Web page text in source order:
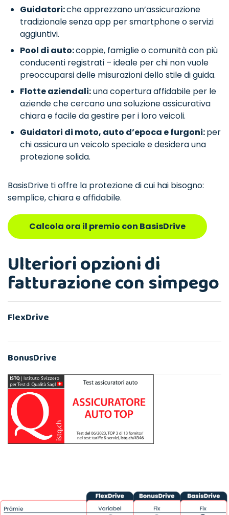
Guidatori:che apprezzano un’assicurazione
tradizionale senza app per smartphone o servizi
aggiuntivi.
Pool di auto:coppie, famiglie o comunità con più
conducenti registrati – ideale per chi non vuole
preoccuparsi delle misurazioni dello stile di guida.
Flotte aziendali:una copertura affidabile per le
aziende che cercano una soluzione assicurativa
chiara e facile da gestire per i loro veicoli.
Guidatori di moto, auto d’epoca e furgoni:per
chi assicura un veicolo speciale e desidera una
protezione solida.
BasisDrive ti offre la protezione di cui hai bisogno:
semplice, chiara e affidabile.
Calcola ora il premio con BasisDrive
Ulteriori opzioni di
fatturazione con simpego
FlexDrive
BonusDrive